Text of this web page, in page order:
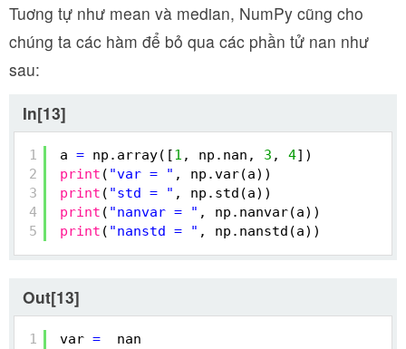
Tuơng tự như mean và median, NumPy cũng cho
chúng ta các hàm để bỏ qua các phần tử nan như
sau:
In[13]
1
2
3
4
5
a = np.array([1 , np.nan, 3 , 4])
print ( "var = " , np.var(a))
print ( "std = " , np.std(a))
print ( "nanvar = " , np.nanvar(a))
print ( "nanstd = " , np.nanstd(a))
Out[13]
1
var =
nan